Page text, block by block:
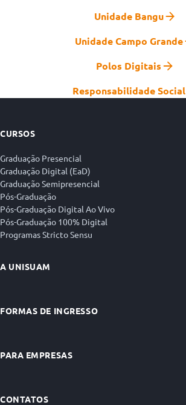
Unidade Bangu
Unidade Campo Grande
Polos Digitais
Responsabilidade Social
CURSOS
Graduação Presencial
Graduação Digital (EaD)
Graduação Semipresencial
Pós-Graduação
Pós-Graduação Digital Ao Vivo
Pós-Graduação 100% Digital
Programas Stricto Sensu
A UNISUAM
FORMAS DE INGRESSO
PARA EMPRESAS
CONTATOS